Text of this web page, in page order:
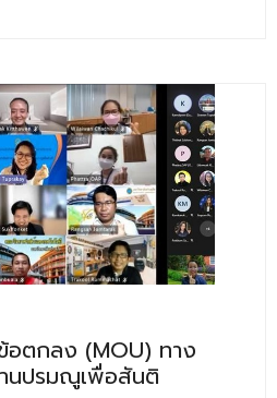
อตกลง (MOU) ทาง
นปรมณูเพื่อสันติ